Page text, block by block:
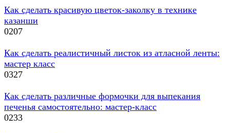
Как сделать красивую цветок-заколку в технике
казанши
0207
Как сделать реалистичный листок из атласной ленты:
мастер класс
0327
Как сделать различные формочки для выпекания
печенья самостоятельно: мастер-класс
0233